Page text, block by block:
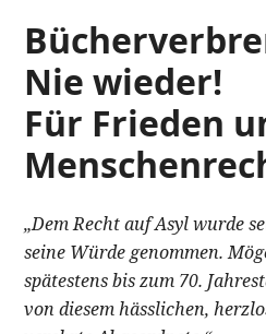
Nie wieder!
Für Frieden
„Dem Recht auf Asyl wurde
seine Würde genommen.
spätestens bis zum 70.
von diesem hässlichen,